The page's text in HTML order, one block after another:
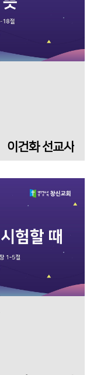
이건화 선교사